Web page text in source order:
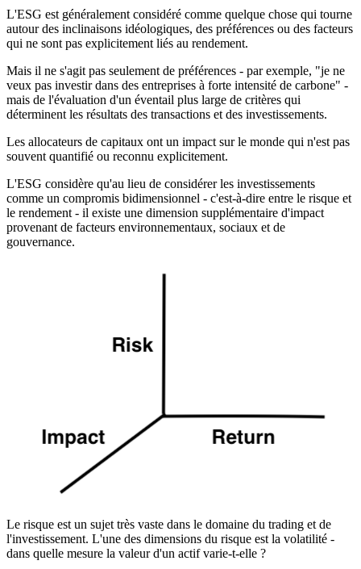
L'ESG est généralement considéré comme quelque chose qui tourne
autour des inclinaisons idéologiques, des préférences ou des facteurs
qui ne sont pas explicitement liés au rendement.
Mais il ne s'agit pas seulement de préférences - par exemple, "je ne
veux pas investir dans des entreprises à forte intensité de carbone" -
mais de l'évaluation d'un éventail plus large de critères qui
déterminent les résultats des transactions et des investissements.
Les allocateurs de capitaux ont un impact sur le monde qui n'est pas
souvent quantifié ou reconnu explicitement.
L'ESG considère qu'au lieu de considérer les investissements
comme un compromis bidimensionnel - c'est-à-dire entre le risque et
le rendement - il existe une dimension supplémentaire d'impact
provenant de facteurs environnementaux, sociaux et de
gouvernance.
Le risque est un sujet très vaste dans le domaine du trading et de
l'investissement. L'une des dimensions du risque est la volatilité -
dans quelle mesure la valeur d'un actif varie-t-elle ?